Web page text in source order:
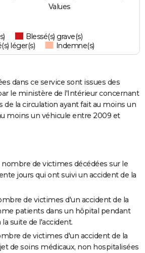
Values
Blessé(s) grave(s)
léger(s)
Indemne(s)
dans ce service sont issues des
le ministère de l'Intérieur concernant
de la circulation ayant fait au moins un
moins un véhicule entre 2009 et
nombre de victimes décédées sur le
jours qui ont suivi un accident de la
de victimes d'un accident de la
patients dans un hôpital pendant
suite de l'accident.
de victimes d'un accident de la
de soins médicaux, non hospitalisées